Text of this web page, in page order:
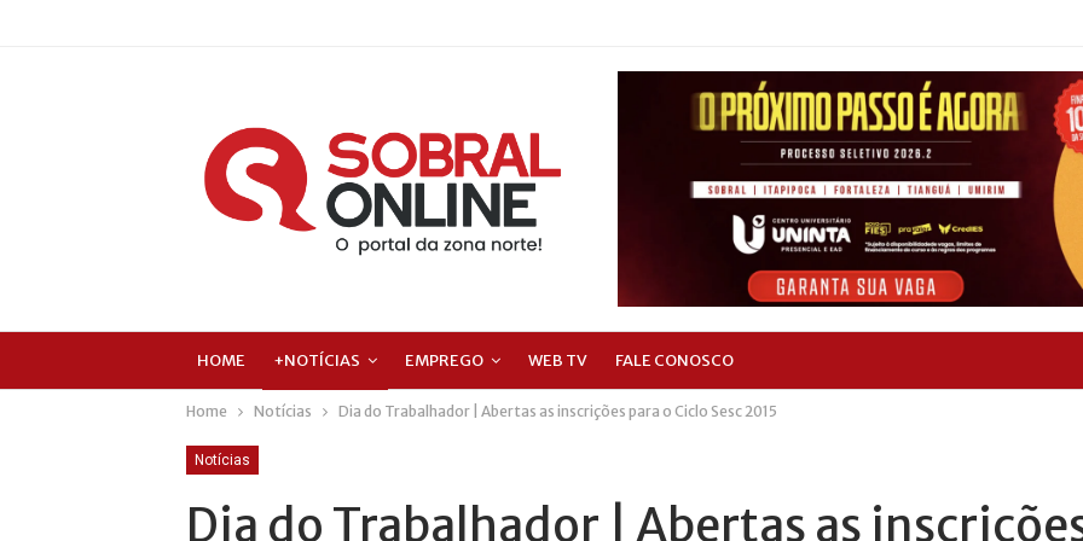
HOME +NOTÍCIAS EMPREGO WEB TV FALE CONOSCO
Home Notícias Dia do Trabalhador | Abertas as inscrições para o Ciclo Sesc 2015
Notícias
Dia do Trabalhador | Abertas as